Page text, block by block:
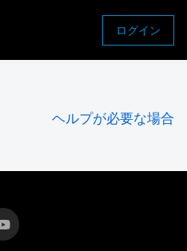
ログイン
ヘルプが必要な場合